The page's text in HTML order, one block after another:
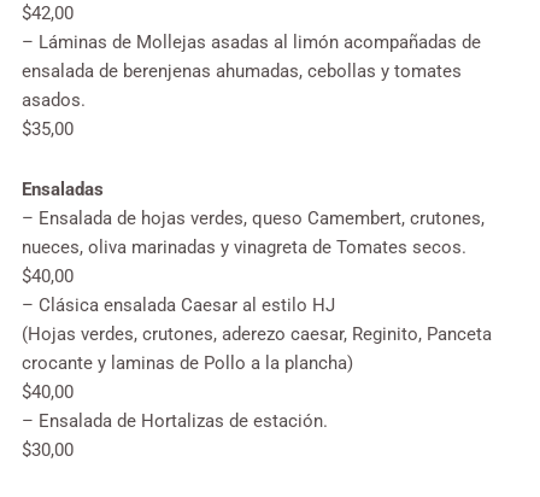
$42,00
– Láminas de Mollejas asadas al limón acompañadas de
ensalada de berenjenas ahumadas, cebollas y tomates
asados.
$35,00
Ensaladas
– Ensalada de hojas verdes, queso Camembert, crutones,
nueces, oliva marinadas y vinagreta de Tomates secos.
$40,00
– Clásica ensalada Caesar al estilo HJ
(Hojas verdes, crutones, aderezo caesar, Reginito, Panceta
crocante y laminas de Pollo a la plancha)
$40,00
– Ensalada de Hortalizas de estación.
$30,00